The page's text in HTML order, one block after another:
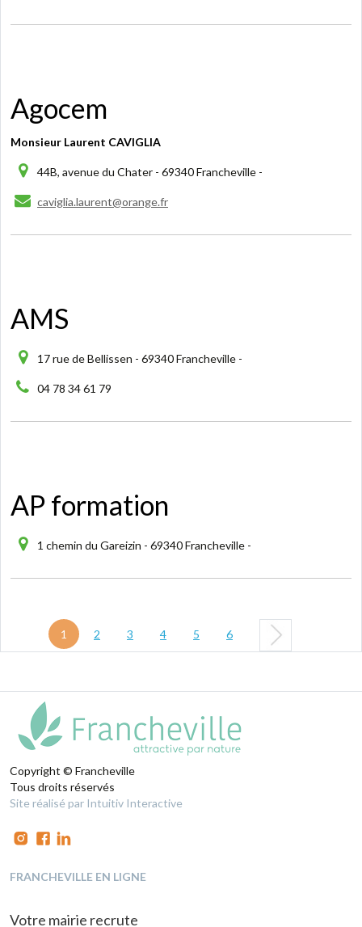
Agocem
Monsieur Laurent CAVIGLIA
44B, avenue du Chater - 69340 Francheville -
caviglia.laurent@orange.fr
AMS
17 rue de Bellissen - 69340 Francheville -
04 78 34 61 79
AP formation
1 chemin du Gareizin - 69340 Francheville -
1 2 3 4 5 6
Copyright © Francheville
Tous droits réservés
Site réalisé par Intuitiv Interactive
FRANCHEVILLE EN LIGNE
Votre mairie recrute